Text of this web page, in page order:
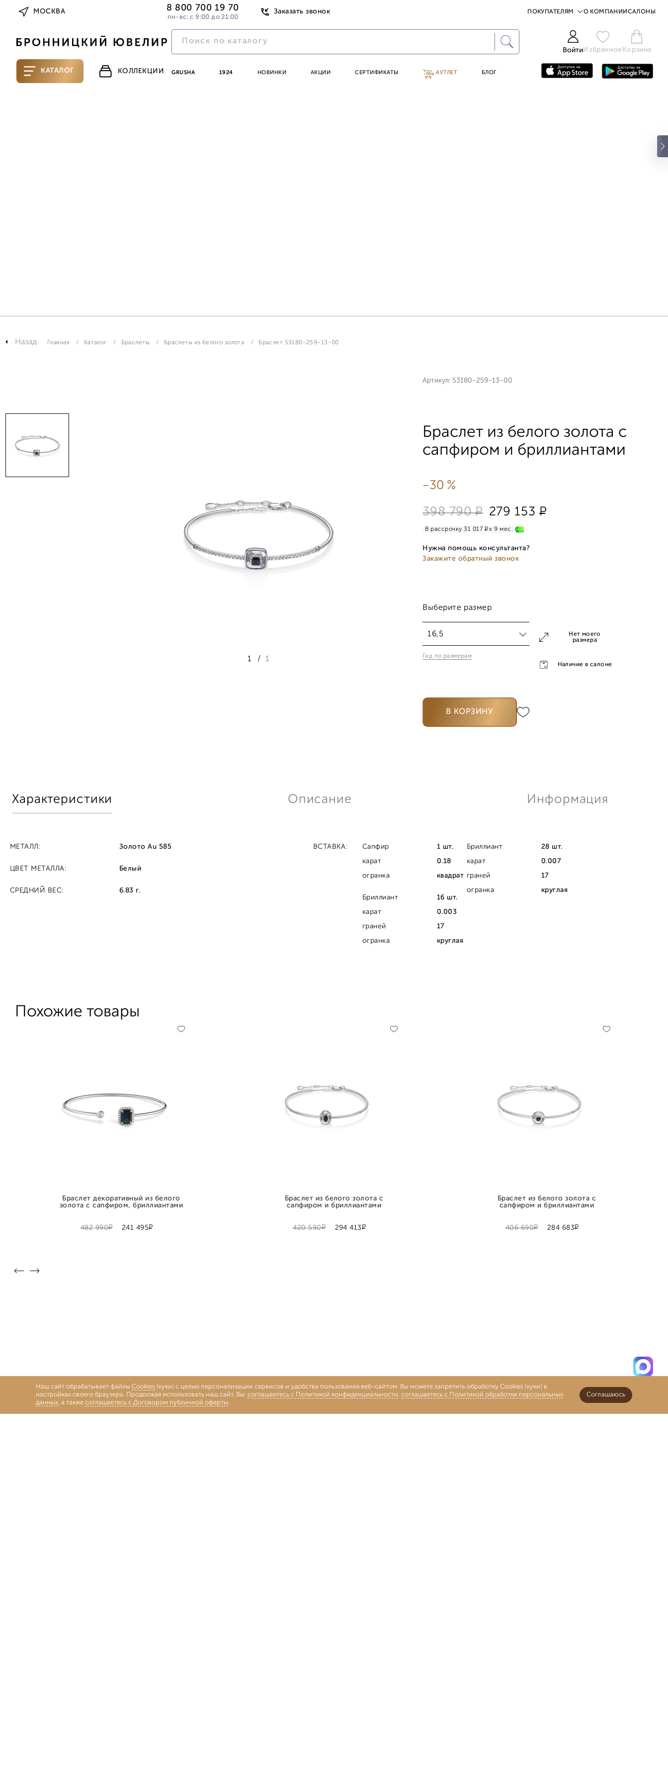
МОСКВА 8 800 700 19 70
пн-вс: с 9:00 до 21:00
Заказать звонок ПОКУПАТЕЛЯМ О КОМПАНИИ САЛОНЫ
ВойтиИзбранное Корзина
КАТАЛОГ КОЛЛЕКЦИИ GRUSHA 1924 НОВИНКИ АКЦИИ СЕРТИФИКАТЫ АУТЛЕТ БЛОГ
Назад Главная Каталог Браслеты Браслеты из белого золота Браслет 53180-259-13-00
Артикул: 53180-259-13-00
1 / 1
Браслет из белого золота с
сапфиром и бриллиантами
-30 %
398 790 Р 279 153 Р
В рассрочку 31 017 Рx 9 мес.
Нужна помощь консультанта?
Закажите обратный звонок
Выберите размер
16,5
16,5
Гид по размерам
Нет моего
размера
Наличие в салоне
В КОРЗИНУ
Характеристики Описание Информация
МЕТАЛЛ: Золото Au 585
ЦВЕТ МЕТАЛЛА: Белый
СРЕДНИЙ ВЕС: 6.83 г.
ВСТАВКА: Сапфир
1 шт.
карат
0.18
огранка
квадрат
Бриллиант
16 шт.
карат
0.003
граней
17
огранка
круглая
Бриллиант
28 шт.
карат
0.007
граней
17
огранка
круглая
Похожие товары
482 990Р 241 495Р
Браслет декоративный из белого
золота с сапфиром, бриллиантами
420 590Р 294 413Р
Браслет из белого золота с
сапфиром и бриллиантами
406 690Р 284 683Р
Браслет из белого золота с
сапфиром и бриллиантами
Наш сайт обрабатывает файлы Cookies (куки) с целью персонализации сервисов и удобства пользования веб-сайтом. Вы можете запретить обработку Cookies (куки) в
настройках своего браузера. Продолжая использовать наш сайт, Вы: соглашаетесь с Политикой конфиденциальности, соглашаетесь с Политикой обработки персональных
данных, а также соглашаетесь с Договором публичной оферты.
Соглашаюсь